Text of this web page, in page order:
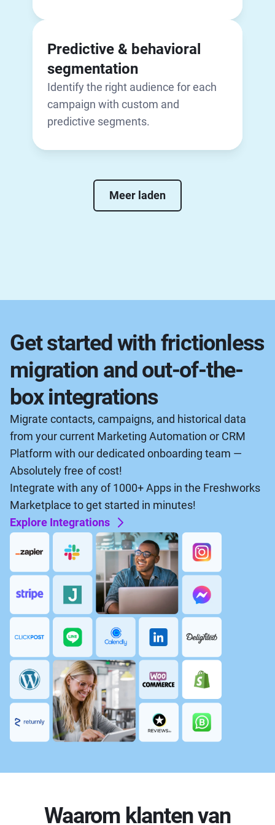
Predictive & behavioral
segmentation
Identify the right audience for each
campaign with custom and
predictive segments.
Meer laden
Get started with frictionless
migration and out-of-the-
box integrations
Migrate contacts, campaigns, and historical data
from your current Marketing Automation or CRM
Platform with our dedicated onboarding team —
Absolutely free of cost!
Integrate with any of 1000+ Apps in the Freshworks
Marketplace to get started in minutes!
Explore Integrations
Waarom klanten van